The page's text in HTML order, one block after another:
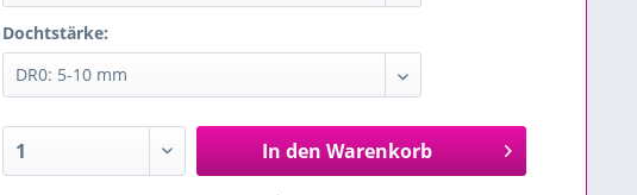
Dochtstärke:
In den Warenkorb